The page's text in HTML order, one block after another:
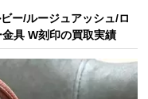
査定
～19:00
LAB大阪
ー/ルージュアッシュ/ロ
具 W刻印の買取実績